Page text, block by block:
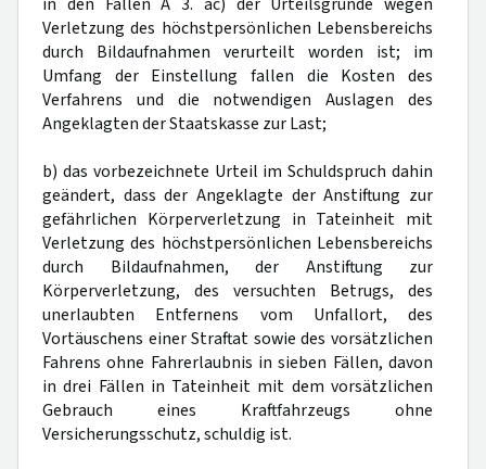
Verletzung des höchstpersönlichen Lebensbereichs
durch Bildaufnahmen verurteilt worden ist; im
Umfang der Einstellung fallen die Kosten des
Verfahrens und die notwendigen Auslagen des
Angeklagten der Staatskasse zur Last;
b) das vorbezeichnete Urteil im Schuldspruch dahin
geändert, dass der Angeklagte der Anstiftung zur
gefährlichen Körperverletzung in Tateinheit mit
Verletzung des höchstpersönlichen Lebensbereichs
durch Bildaufnahmen, der Anstiftung zur
Körperverletzung, des versuchten Betrugs, des
unerlaubten Entfernens vom Unfallort, des
Vortäuschens einer Straftat sowie des vorsätzlichen
Fahrens ohne Fahrerlaubnis in sieben Fällen, davon
in drei Fällen in Tateinheit mit dem vorsätzlichen
Gebrauch eines Kraftfahrzeugs ohne
Versicherungsschutz, schuldig ist.